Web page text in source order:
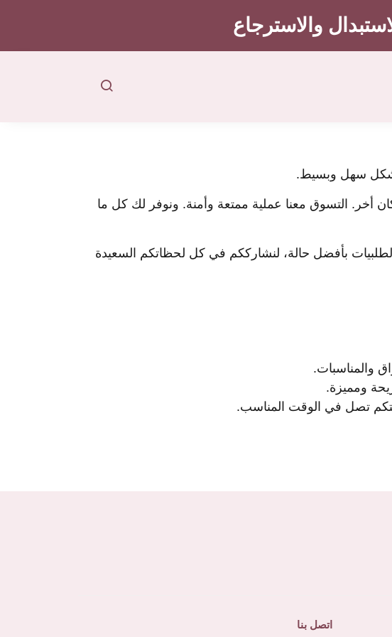
والاسترجاع
أخر. التسوق معنا عملية ممتعة وأمنة. ونوفر لك كل ما
بأفضل حالة، لنشارككم في كل لحظاتكم السعيدة
والمناسبات.
ومميزة.
تصل في الوقت المناسب.
اتصل بنا